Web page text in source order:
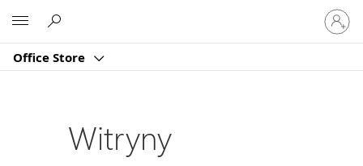
Office Store
Zaloguj
się
do
konta
Witryny